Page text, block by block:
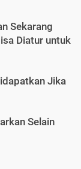
Sekarang
Diatur untuk
Jika
Selain